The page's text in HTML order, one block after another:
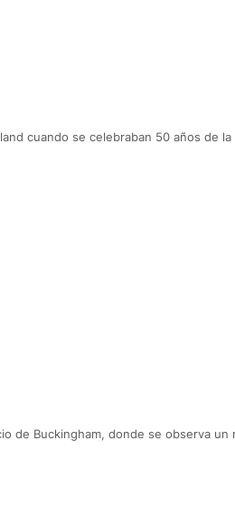
cuando se celebraban 50 años de
de Buckingham, donde se observa